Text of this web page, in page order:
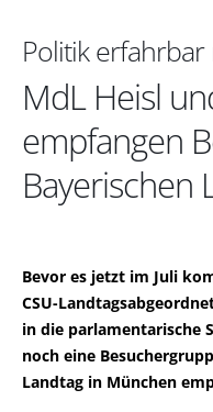
Politik
MdL Heisl
empfangen
Bayerischen
Bevor es jetzt im Juli
CSU-
in die parlamentarische
noch eine
Landtag in München